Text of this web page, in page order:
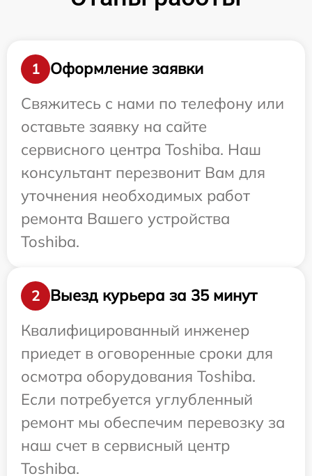
1
Оформление заявки
Свяжитесь с нами по телефону или
оставьте заявку на сайте
сервисного центра Toshiba. Наш
консультант перезвонит Вам для
уточнения необходимых работ
ремонта Вашего устройства
Toshiba.
2
Выезд курьера за 35 минут
Квалифицированный инженер
приедет в оговоренные сроки для
осмотра оборудования Toshiba.
Если потребуется углубленный
ремонт мы обеспечим перевозку за
наш счет в сервисный центр
Toshiba.